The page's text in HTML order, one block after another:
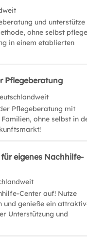
und unterstütze
ohne selbst
in einem etablierten
Pflegeberatung
Pflegeberatung mit
Familien, ohne selbst in
eigenes Nachhilfe-
Center auf! Nutze
und genieße ein
Unterstützung und